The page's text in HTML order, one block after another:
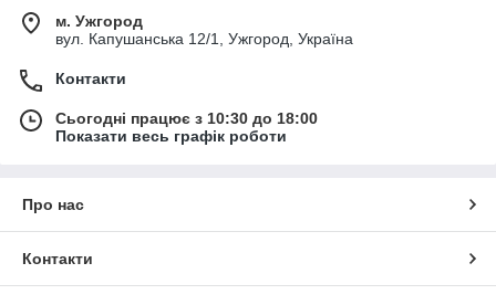
м. Ужгород
вул. Капушанська 12/1, Ужгород, Україна
Контакти
Сьогодні працює з 10:30 до 18:00
Показати весь графік роботи
Про нас
Контакти